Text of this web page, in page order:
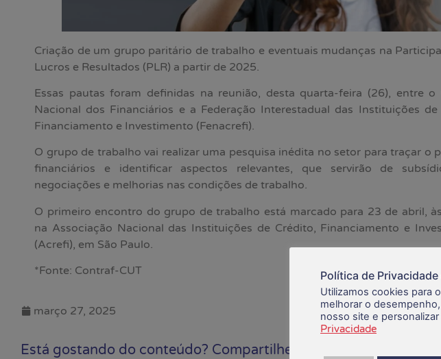
Criação de um grupo paritário de trabalho e eventuais mudanças na
Lucros e Resultados (PLR) a partir de 2025.
Essas pautas foram definidas na reunião, desta quarta-feira (26), entre o
Nacional dos Financiários e a Federação Interestadual das Instituições de
Financiamento e Investimento (Fenacrefi).
O grupo de trabalho vai realizar uma pesquisa inédita no setor para traçar o
financiários e identificar aspectos relevantes, que servirão de
negociações e melhorias nas condições de trabalho.
O primeiro encontro do grupo de trabalho está marcado para 23 de abril,
na Associação Nacional das Instituições de Crédito, Financiamento e
(Acrefi), em São Paulo.
*Fonte: Contraf-CUT
março 27, 2025
Está gostando do conteúdo? Compartilhe!
Política de
Utilizamos cookies para
melhorar o
nosso site e
Privacidade